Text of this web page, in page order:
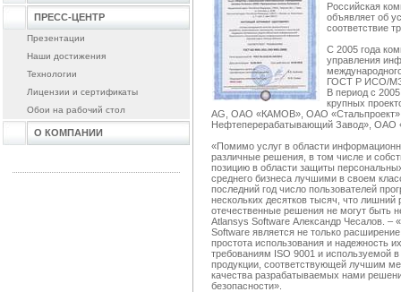
ПРЕСС-ЦЕНТР
Презентации
Наши достижения
Технологии
Лицензии и сертификаты
Обои на рабочий стол
О КОМПАНИИ
Российская
объявляет об
соответствие
С 2005 года
управления
ГОСТ Р ИСО/
В период с
крупных
AG, ОАО «КАМОВ», ОАО
Нефтеперерабатывающий Завод»,
«Помимо услуг в области
различные решения, в том числе и
позицию в области защиты
среднего бизнеса лучшими в своем
последний год число пользователей
нескольких десятков тысяч, что лишний
отечественные решения не могут быть
Atlansys Software Александр Чесалов. –
Software является не только
простота использования и надежность
требованиям ISO 9001 и используемой
продукции, соответствующей лучшим
качества разрабатываемых нами
безопасности».